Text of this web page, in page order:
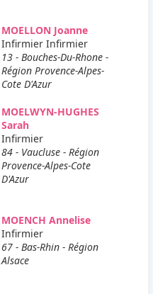
MOELLON Joanne
Infirmier Infirmier
13 - Bouches-Du-Rhone -
Région Provence-Alpes-
Cote D'Azur
MOELWYN-HUGHES
Sarah
Infirmier
84 - Vaucluse - Région
Provence-Alpes-Cote
D'Azur
MOENCH Annelise
Infirmier
67 - Bas-Rhin - Région
Alsace